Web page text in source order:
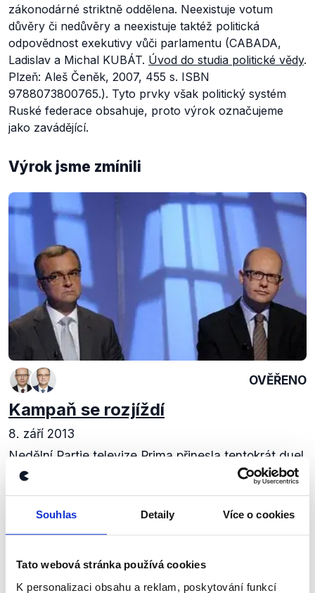
Souhlas Detaily Více o cookies
Tato webová stránka používá cookies
K personalizaci obsahu a reklam, poskytování funkcí
zákonodárné striktně oddělena. Neexistuje votum
důvěry či nedůvěry a neexistuje taktéž politická
odpovědnost exekutivy vůči parlamentu (CABADA,
Ladislav a Michal KUBÁT. Úvod do studia politické vědy.
Plzeň: Aleš Čeněk, 2007, 455 s. ISBN
9788073800765.). Tyto prvky však politický systém
Ruské federace obsahuje, proto výrok označujeme
jako zavádějící.
Výrok jsme zmínili
OVĚŘENO
Kampaň se rozjíždí
8. září 2013
Nedělní Partie televize Prima přinesla tentokrát duel
Miroslava Kalouska a Bohuslava Sobotky. Celá
debata se nesla v duchu startující kampaně k
předčasným volbám, oba jmenovaní řešili...
Číst dál